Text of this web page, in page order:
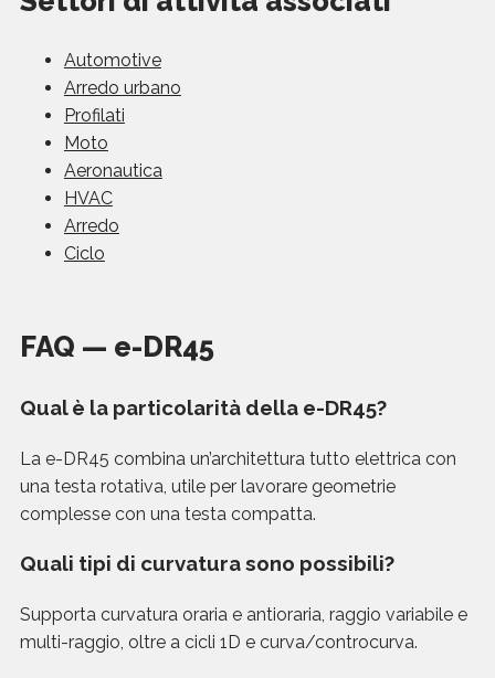
Automotive
Arredo urbano
Profilati
Moto
Aeronautica
HVAC
Arredo
Ciclo
FAQ — e-DR45
Qual è la particolarità della e-DR45?
La e-DR45 combina un’architettura tutto elettrica con
una testa rotativa, utile per lavorare geometrie
complesse con una testa compatta.
Quali tipi di curvatura sono possibili?
Supporta curvatura oraria e antioraria, raggio variabile e
multi-raggio, oltre a cicli 1D e curva/controcurva.